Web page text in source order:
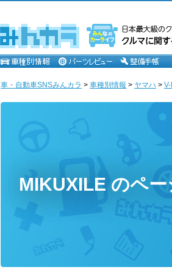
車・自動車SNSみんカラ > 車種別情報 > ヤマハ >
MIKUXILE のペー